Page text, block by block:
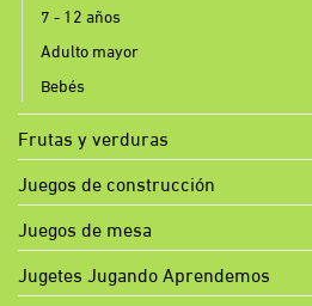
7 - 12 años
Adulto mayor
Bebés
Frutas y verduras
Juegos de construcción
Juegos de mesa
Jugetes Jugando Aprendemos